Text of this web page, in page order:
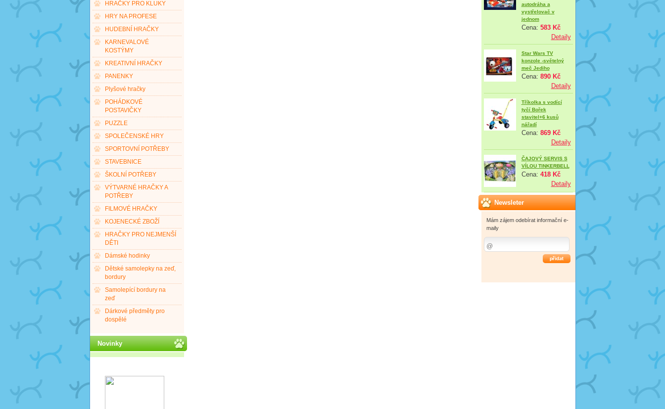
HRAČKY PRO KLUKY
HRY NA PROFESE
HUDEBNÍ HRAČKY
KARNEVALOVÉ
KOSTÝMY
KREATIVNÍ HRAČKY
PANENKY
Plyšové hračky
POHÁDKOVÉ
POSTAVIČKY
PUZZLE
SPOLEČENSKÉ HRY
SPORTOVNÍ POTŘEBY
STAVEBNICE
ŠKOLNÍ POTŘEBY
VÝTVARNÉ HRAČKY A
POTŘEBY
FILMOVÉ HRAČKY
KOJENECKÉ ZBOŽÍ
HRAČKY PRO NEJMENŠÍ
DĚTI
Dámské hodinky
Dětské samolepky na zeď,
bordury
Samolepící bordury na
zeď
Dárkové předměty pro
dospělé
Novinky
autodráha a
vystřelovač v
jednom
Cena: 583 Kč
Detaily
Star Wars TV
konzole -světelný
meč Jediho
Cena: 890 Kč
Detaily
Tříkolka s vodící
tyčí Bořek
stavitel+6 kusů
nářadí
Cena: 869 Kč
Detaily
ČAJOVÝ SERVIS S
VÍLOU TINKERBELL
Cena: 418 Kč
Detaily
Newsleter
Mám zájem odebírat informační e-
maily
OK